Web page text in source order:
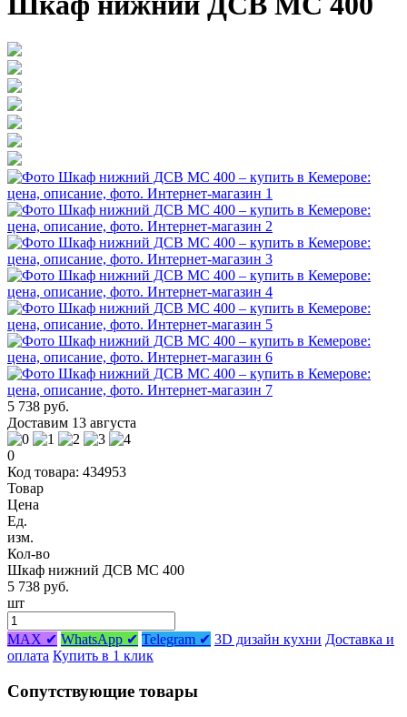
5 738 руб.
Доставим 13 августа
0
Код товара: 434953
Товар
Цена
Ед.
изм.
Кол-во
Шкаф нижний ДСВ МС 400
5 738 руб.
шт
MAX ✔ WhatsApp ✔ Telegram ✔ 3D дизайн кухни Доставка и
оплата Купить в 1 клик
Сопутствующие товары